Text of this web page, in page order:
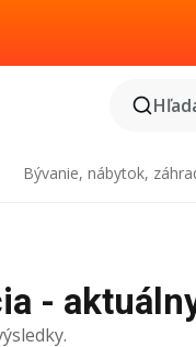
Bývanie, nábytok,
-